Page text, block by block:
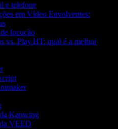
e telefone
em Vídeo Envolventes:
locução
vs. Play.HT: qual é a melhor
Kapwing
VEED